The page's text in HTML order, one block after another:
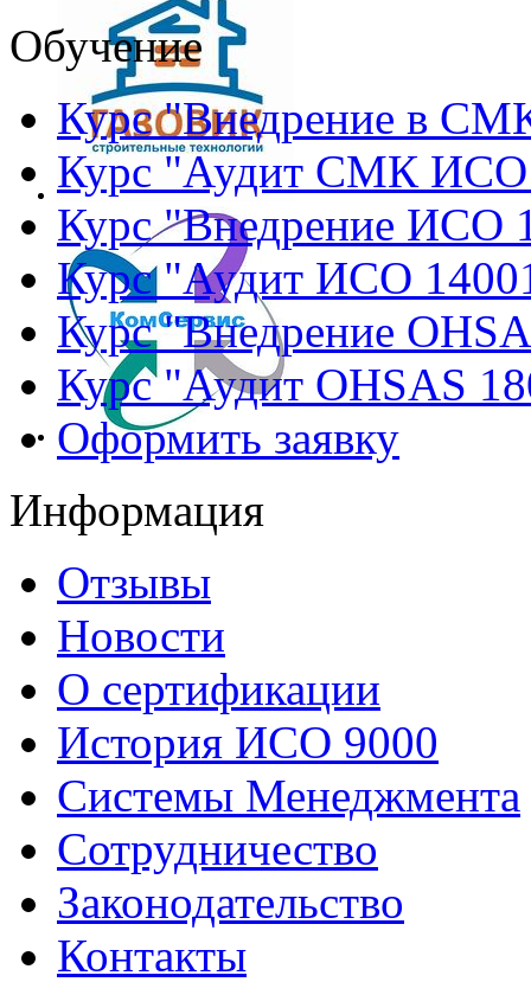
Обучение
Курс "Внедрение в
Курс "Аудит СМК ИСО
Курс "Внедрение ИСО
Курс "Аудит ИСО
Курс "Внедрение
Курс "Аудит OHSAS
Оформить заявку
Информация
Отзывы
Новости
О сертификации
История ИСО 9000
Системы Менеджмента
Сотрудничество
Законодательство
Контакты